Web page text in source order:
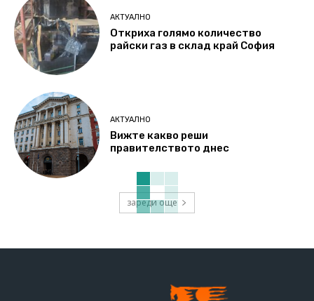
АКТУАЛНО
Откриха голямо количество
райски газ в склад край София
АКТУАЛНО
Вижте какво реши
правителството днес
зареди още